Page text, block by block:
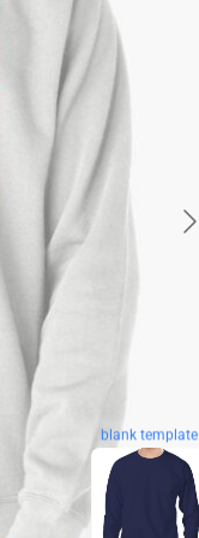
blank template